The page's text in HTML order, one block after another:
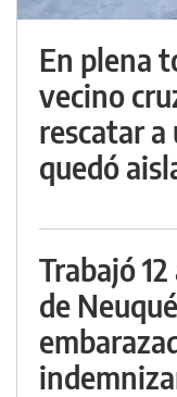
En plena
vecino
rescatar a
quedó
Trabajó
de